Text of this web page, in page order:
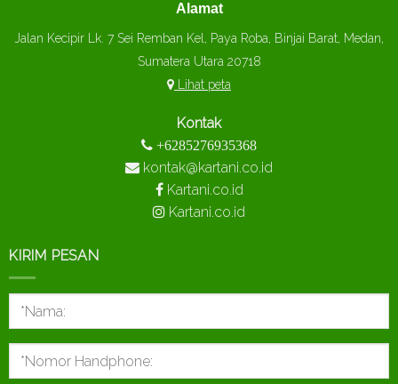
Alamat
Jalan Kecipir Lk. 7 Sei Remban Kel, Paya Roba, Binjai Barat, Medan,
Sumatera Utara 20718
Lihat peta
Kontak
+6285276935368
kontak@kartani.co.id
Kartani.co.id
Kartani.co.id
KIRIM PESAN